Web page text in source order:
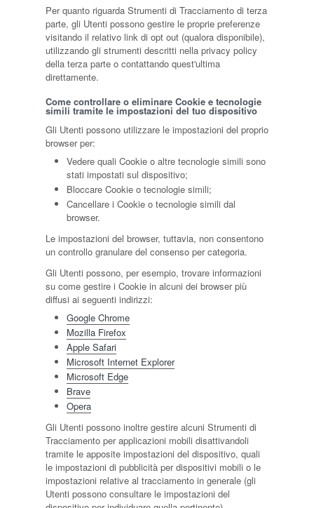
Per quanto riguarda Strumenti di Tracciamento di terza
parte, gli Utenti possono gestire le proprie preferenze
visitando il relativo link di opt out (qualora disponibile),
utilizzando gli strumenti descritti nella privacy policy
della terza parte o contattando quest'ultima
direttamente.
Come controllare o eliminare Cookie e tecnologie
simili tramite le impostazioni del tuo dispositivo
Gli Utenti possono utilizzare le impostazioni del proprio
browser per:
Vedere quali Cookie o altre tecnologie simili sono
stati impostati sul dispositivo;
Bloccare Cookie o tecnologie simili;
Cancellare i Cookie o tecnologie simili dal
browser.
Le impostazioni del browser, tuttavia, non consentono
un controllo granulare del consenso per categoria.
Gli Utenti possono, per esempio, trovare informazioni
su come gestire i Cookie in alcuni dei browser più
diffusi ai seguenti indirizzi:
Google Chrome
Mozilla Firefox
Apple Safari
Microsoft Internet Explorer
Microsoft Edge
Brave
Opera
Gli Utenti possono inoltre gestire alcuni Strumenti di
Tracciamento per applicazioni mobili disattivandoli
tramite le apposite impostazioni del dispositivo, quali
le impostazioni di pubblicità per dispositivi mobili o le
impostazioni relative al tracciamento in generale (gli
Utenti possono consultare le impostazioni del